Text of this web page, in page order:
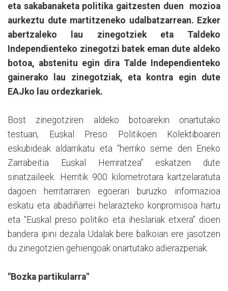
eta sakabanaketa politika gaitzesten duen mozioa
aurkeztu dute martitzeneko udalbatzarrean. Ezker
abertzaleko lau zinegotziek eta Taldeko
Independienteko zinegotzi batek eman dute aldeko
botoa, abstenitu egin dira Talde Independienteko
gainerako lau zinegotziak, eta kontra egin dute
EAJko lau ordezkariek.
Bost zinegotziren aldeko botoarekin onartutako
testuan, Euskal Preso Politikoen Kolektiboaren
eskubideak aldarrikatu eta “herriko seme den Eneko
Zarrabeitia Euskal Herriratzea” eskatzen dute
sinatzaileek. Herritik 900 kilometrotara kartzelaratuta
dagoen herritarraren egoerari buruzko informazioa
eskatu eta abadiñarrei helarazteko konpromisoa hartu
eta “Euskal preso politiko eta iheslariak etxera” dioen
bandera ipini dezala Udalak bere balkoian ere jasotzen
du zinegotzien gehiengoak onartutako adierazpenak.
"Bozka partikularra"